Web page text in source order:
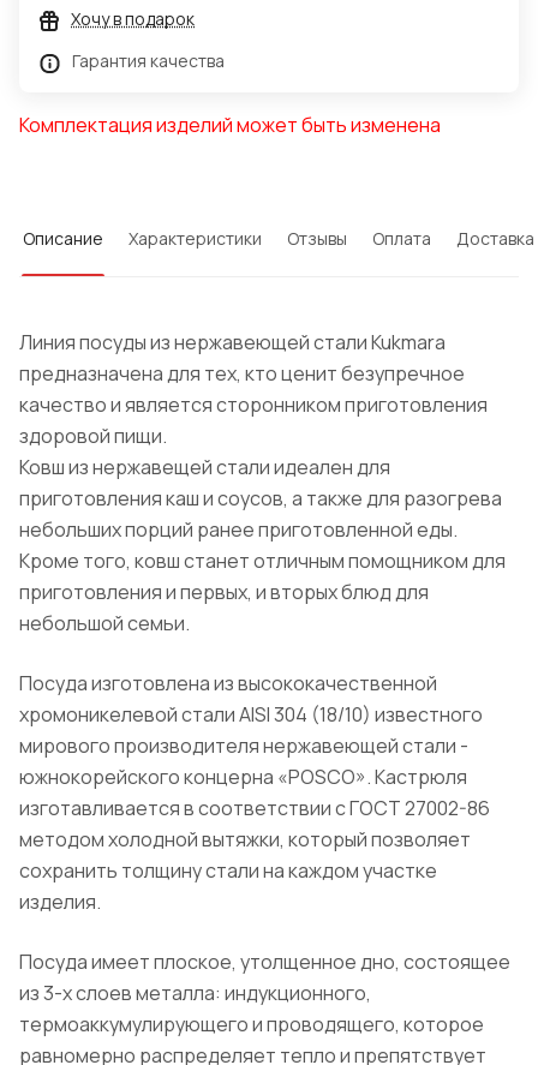
Хочу в подарок
Гарантия качества
Комплектация изделий может быть изменена
Описание Характеристики Отзывы Оплата Доставка
Линия посуды из нержавеющей стали Kukmara
предназначена для тех, кто ценит безупречное
качество и является сторонником приготовления
здоровой пищи.
Ковш из нержавещей стали идеален для
приготовления каш и соусов, а также для разогрева
небольших порций ранее приготовленной еды.
Кроме того, ковш станет отличным помощником для
приготовления и первых, и вторых блюд для
небольшой семьи.
Посуда изготовлена из высококачественной
хромоникелевой стали AISI 304 (18/10) известного
мирового производителя нержавеющей стали -
южнокорейского концерна «POSCO». Кастрюля
изготавливается в соответствии с ГОСТ 27002-86
методом холодной вытяжки, который позволяет
сохранить толщину стали на каждом участке
изделия.
Посуда имеет плоское, утолщенное дно, состоящее
из 3-х слоев металла: индукционного,
термоаккумулирующего и проводящего, которое
равномерно распределяет тепло и препятствует